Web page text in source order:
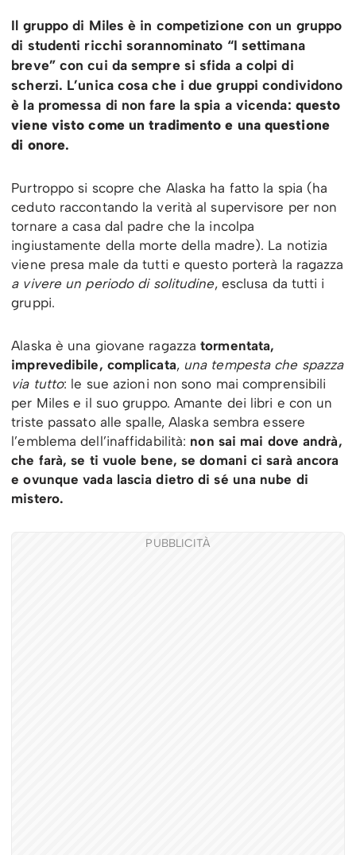
Il gruppo di Miles è in competizione con un gruppo
di studenti ricchi sorannominato “I settimana
breve” con cui da sempre si sfida a colpi di
scherzi. L’unica cosa che i due gruppi condividono
è la promessa di non fare la spia a vicenda: questo
viene visto come un tradimento e una questione
di onore.
Purtroppo si scopre che Alaska ha fatto la spia (ha
ceduto raccontando la verità al supervisore per non
tornare a casa dal padre che la incolpa
ingiustamente della morte della madre). La notizia
viene presa male da tutti e questo porterà la ragazza
a vivere un periodo di solitudine, esclusa da tutti i
gruppi.
Alaska è una giovane ragazza tormentata,
imprevedibile, complicata, una tempesta che spazza
via tutto: le sue azioni non sono mai comprensibili
per Miles e il suo gruppo. Amante dei libri e con un
triste passato alle spalle, Alaska sembra essere
l’emblema dell’inaffidabilità: non sai mai dove andrà,
che farà, se ti vuole bene, se domani ci sarà ancora
e ovunque vada lascia dietro di sé una nube di
mistero.
PUBBLICITÀ